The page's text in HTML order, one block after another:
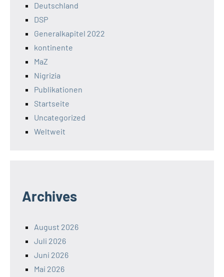
Deutschland
DSP
Generalkapitel 2022
kontinente
MaZ
Nigrizia
Publikationen
Startseite
Uncategorized
Weltweit
Archives
August 2026
Juli 2026
Juni 2026
Mai 2026